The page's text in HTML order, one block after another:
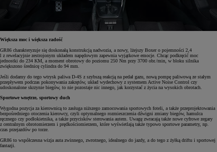
Większa moc i większa radość
GR86 charakteryzuje się doskonałą konstrukcją nadwozia, a nowy, lżejszy Boxer o pojemności 2,4
l z rewelacyjnie zestrojonym układem napędowym zapewnia wyjątkowe emocje. Chcąc podkręcić moc
jednostki do 234 KM, a moment obrotowy do poziomu 250 Nm przy 3700 obr./min, w bloku silnika
zwiększono średnicę cylindra do 94 mm.
Jeśli dodamy do tego wtrysk paliwa D-4S z szybszą reakcją na pedał gazu, nową pompę paliwową ze stałym
przepływem podczas pokonywania zakrętów, układ wydechowy z systemem Active Noise Control czy
udoskonalone skrzynie biegów, to nie pozostaje nic innego, jak korzystać z życia na wysokich obrotach.
Sportowe wnętrze, sportowy duch
Wygodna pozycja za kierownicą to zasługa niższego zamocowania sportowych foteli, a także przeprojektowania
bezpośredniego otoczenia kierowcy, czyli optymalnego rozmieszczenia dźwigni zmiany biegów, hamulca
ręcznego czy podłokietnika, a także przycisków sterowania autem. Uwagę zwracają także nowe cyfrowe zegary
z centralnym obrotomierzem i prędkościomierzem, które wyświetlają także typowo sportowe parametry, np.
czas przejazdów po torze.
GR86 to współczesna wizja auta zwinnego, zwrotnego, idealnego do jazdy, a do tego z żyłką driftu i sportowej
fantazji.